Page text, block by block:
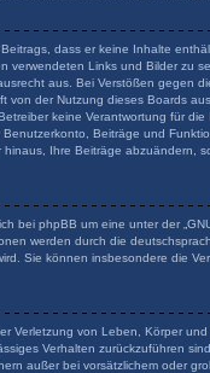
dass er keine Inhalte
verwendeten Links und Bilder zu
aus. Bei Verstößen gegen
von der Nutzung dieses Boards
keine Verantwortung für
Beiträge und
Ihre Beiträge abzuändern,
bei phpBB um eine unter der „
werden durch die
Sie können insbesondere die
Verletzung von Leben, Körper
Verhalten zurückzuführen
außer bei vorsätzlichem oder